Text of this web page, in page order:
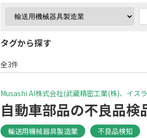
タグから探す
# カテゴリー分類
# 保険証券自動分析
# 偽物出品検知 #
# 熟練者の可視化
# 物体検知 # 病害虫
# 遺伝子データ分類
# 配置最適化
全3件
Musashi AI株式会社(武蔵精密工業(株)、イス
自動車部品の不良品検
輸送用機械器具製造業 不良品検知